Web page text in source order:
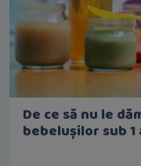
De ce să nu le
bebelușilor sub 1